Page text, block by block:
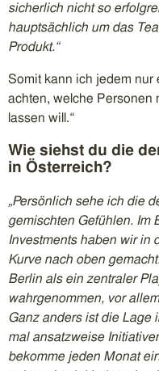
sicherlich nicht so
hauptsächlich um das
Produkt.“
Somit kann ich jedem nur
achten, welche Personen
lassen will.“
Wie siehst du die
in Österreich?
„Persönlich sehe ich die
gemischten Gefühlen. Im
Investments haben wir in
Kurve nach oben
Berlin als ein zentraler
wahrgenommen, vor
Ganz anders ist die Lage
mal ansatzweise
bekomme jeden Monat